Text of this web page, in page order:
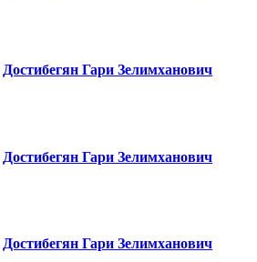
Достибегян Гари Зелимханович
Достибегян Гари Зелимханович
Достибегян Гари Зелимханович